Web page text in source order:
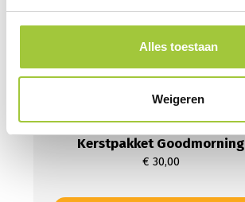
Alles toestaan
Weigeren
op
de
productpagina
Kerstpakket Goodmorning
€ 30,00